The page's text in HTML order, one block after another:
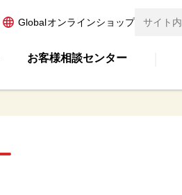
Globalオンラインショップ
お客様相談センター